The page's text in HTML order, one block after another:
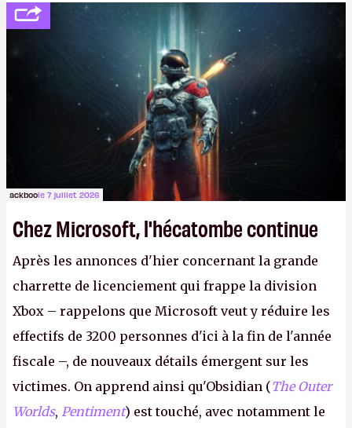
développement (pour ce que l'on sait, ils bossent
peut-être sur
Fallout Football ou
Fallout vs. Les
Lapins Crétins) et l'Obsidian d'aujourd'hui n'est plus
le même studio qu'il y a 15 ans. Mais bon, OK, on
peut commencer à fantasmer.A.
ackboole 7 juillet 2026
Chez Microsoft, l'hécatombe continue
Après les annonces d'hier concernant la grande
charrette de licenciement qui frappe la division
Xbox – rappelons que Microsoft veut y réduire les
effectifs de 3200 personnes d'ici à la fin de l'année
fiscale –, de nouveaux détails émergent sur les
victimes. On apprend ainsi qu'Obsidian (The Outer
Worlds, Pentiment) est touché, avec notamment le